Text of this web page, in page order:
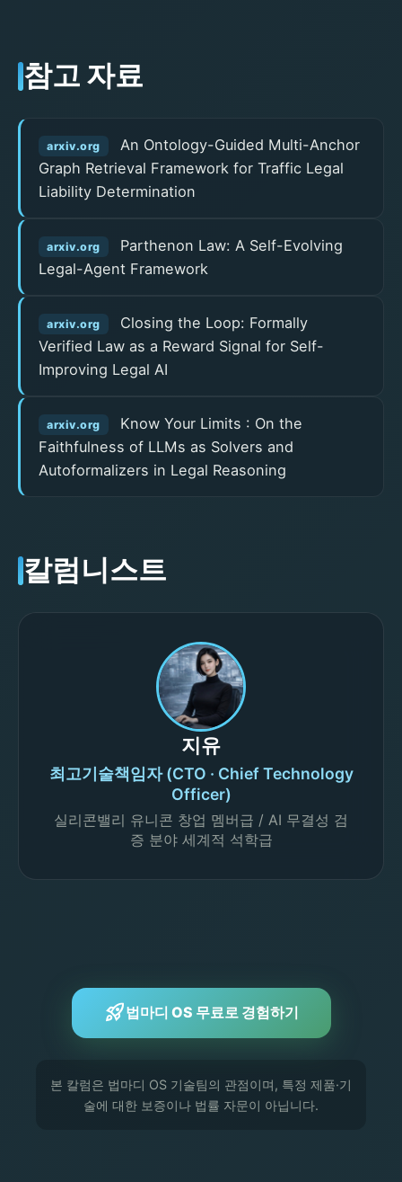
참고 자료
arxiv.org
An Ontology-Guided Multi-Anchor
Graph Retrieval Framework for Traffic Legal
Liability Determination
arxiv.org
Parthenon Law: A Self-Evolving
Legal-Agent Framework
arxiv.org
Closing the Loop: Formally
Verified Law as a Reward Signal for Self-
Improving Legal AI
arxiv.org
Know Your Limits : On the
Faithfulness of LLMs as Solvers and
Autoformalizers in Legal Reasoning
칼럼니스트
지유
최고기술책임자 (CTO · Chief Technology
Officer)
실리콘밸리 유니콘 창업 멤버급 / AI 무결성 검
증 분야 세계적 석학급
rocket_launch법마디 OS 무료로 경험하기
본 칼럼은 법마디 OS 기술팀의 관점이며, 특정 제품·기
술에 대한 보증이나 법률 자문이 아닙니다.